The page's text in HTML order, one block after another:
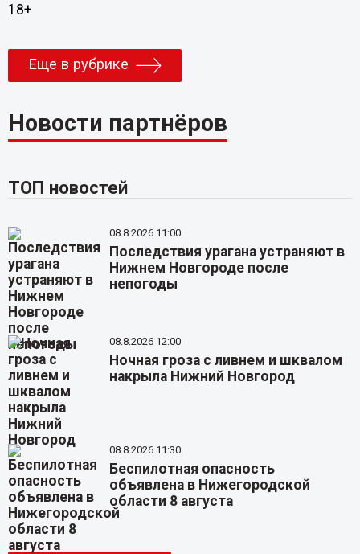
18+
Еще в рубрике
Новости партнёров
ТОП новостей
08.8.2026 11:00
Последствия урагана устраняют в
Нижнем Новгороде после
непогоды
08.8.2026 12:00
Ночная гроза с ливнем и шквалом
накрыла Нижний Новгород
08.8.2026 11:30
Беспилотная опасность
объявлена в Нижегородской
области 8 августа